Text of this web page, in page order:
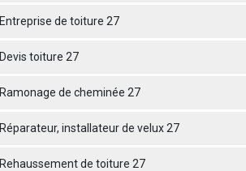
Entreprise de toiture 27
Devis toiture 27
Ramonage de cheminée 27
Réparateur, installateur de velux 27
Rehaussement de toiture 27